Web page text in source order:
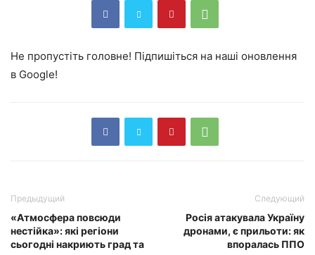
Не пропустіть головне! Підпишіться на наші оновлення
в Google!
Предыдущий
«Атмосфера повсюди
нестійка»: які регіони
сьогодні накриють град та
Следующий
Росія атакувала Україну
дронами, є прильоти: як
впоралась ППО